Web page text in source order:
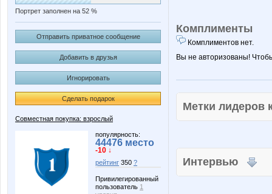
Портрет заполнен на 52 %
Отправить приватное сообщение
Добавить в друзья
Игнорировать
Сделать подарок
Совместная покупка: взрослый
популярность:
44476 место
-10 ↓
рейтинг 350 ?
Привилегированный
пользователь 1
Комплименты
Комплиментов нет.
Вы не авторизованы!
Метки
Интервью